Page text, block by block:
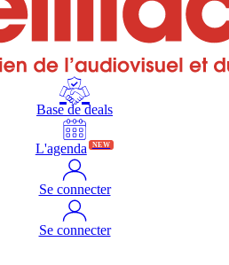
Base de deals
L'agenda NEW
Se connecter
Se connecter